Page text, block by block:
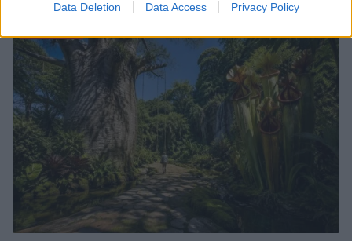
Data Deletion Data Access Privacy Policy